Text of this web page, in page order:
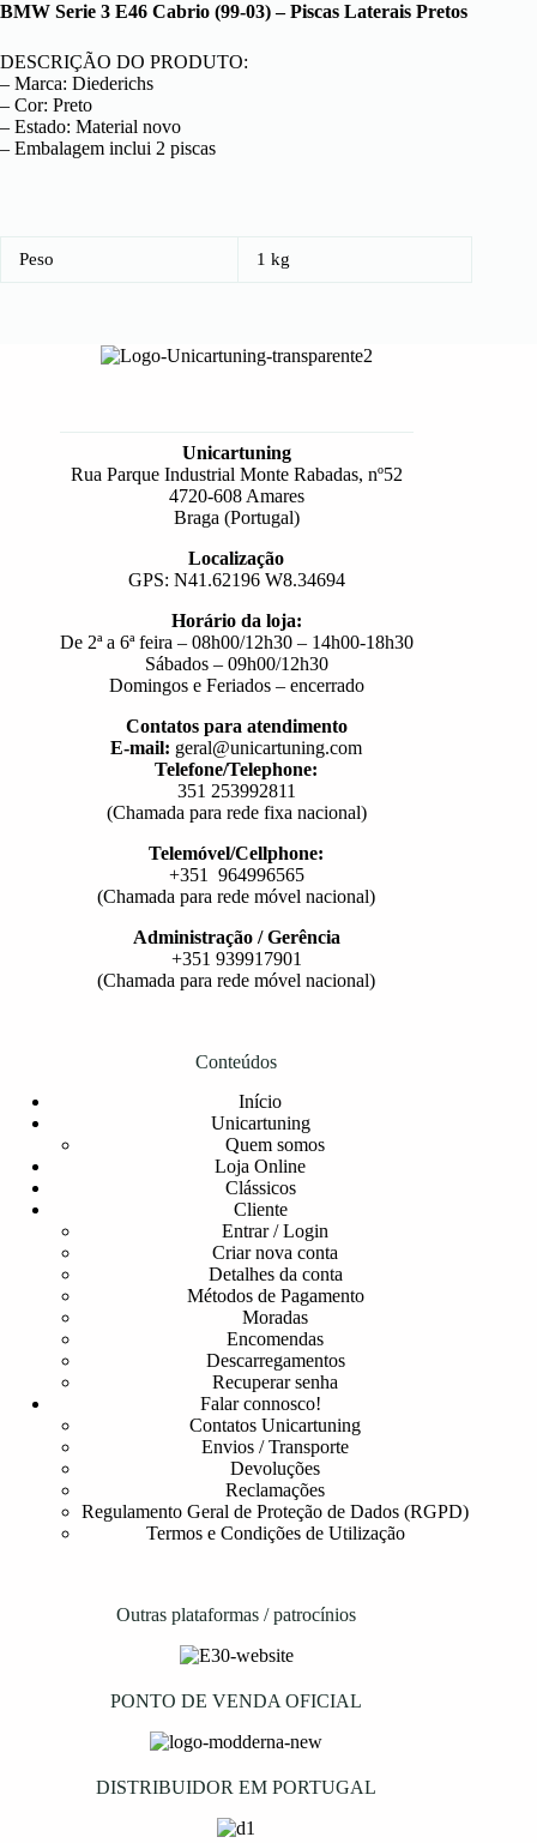
BMW Serie 3 E46 Cabrio (99-03) – Piscas Laterais Pretos
DESCRIÇÃO DO PRODUTO:
– Marca: Diederichs
– Cor: Preto
– Estado: Material novo
– Embalagem inclui 2 piscas
Peso 1 kg
Unicartuning
Rua Parque Industrial Monte Rabadas, nº52
4720-608 Amares
Braga (Portugal)
Localização
GPS: N41.62196 W8.34694
Horário da loja:
De 2ª a 6ª feira – 08h00/12h30 – 14h00-18h30
Sábados – 09h00/12h30
Domingos e Feriados – encerrado
Contatos para atendimento
E-mail: geral@unicartuning.com
Telefone/Telephone:
351 253992811
(Chamada para rede fixa nacional)
Telemóvel/Cellphone:
+351 964996565
(Chamada para rede móvel nacional)
Administração / Gerência
+351 939917901
(Chamada para rede móvel nacional)
Conteúdos
Início
Unicartuning
Quem somos
Loja Online
Clássicos
Cliente
Entrar / Login
Criar nova conta
Detalhes da conta
Métodos de Pagamento
Moradas
Encomendas
Descarregamentos
Recuperar senha
Falar connosco!
Contatos Unicartuning
Envios / Transporte
Devoluções
Reclamações
Regulamento Geral de Proteção de Dados (RGPD)
Termos e Condições de Utilização
Outras plataformas / patrocínios
PONTO DE VENDA OFICIAL
DISTRIBUIDOR EM PORTUGAL